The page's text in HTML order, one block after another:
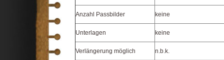
Anzahl Passbilder keine
Unterlagen keine
Verlängerung möglich n.b.k.